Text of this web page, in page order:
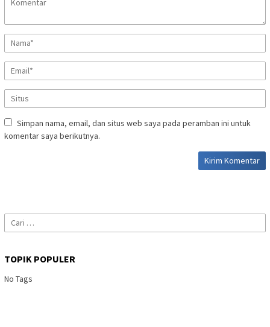
Simpan nama, email, dan situs web saya pada peramban ini untuk
komentar saya berikutnya.
Cari
untuk:
TOPIK POPULER
No Tags